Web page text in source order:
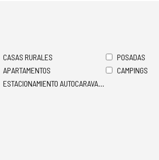
CASAS RURALES POSADAS
APARTAMENTOS CAMPINGS
ESTACIONAMIENTO AUTOCARAVANAS